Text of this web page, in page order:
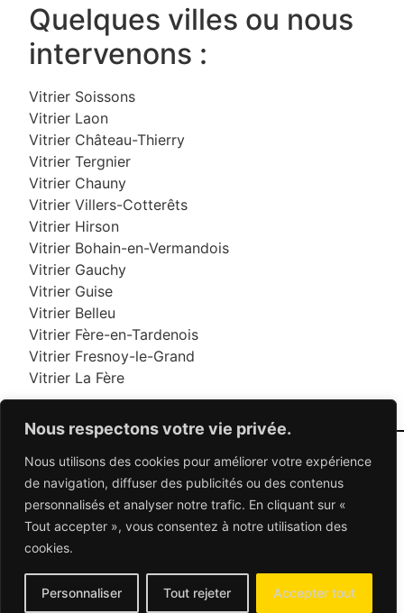
Nous respectons votre vie privée.
Nous utilisons des cookies pour améliorer votre expérience
de navigation, diffuser des publicités ou des contenus
personnalisés et analyser notre trafic. En cliquant sur «
Tout accepter », vous consentez à notre utilisation des
cookies.
Personnaliser Tout rejeter Accepter tout
Quelques villes ou nous
intervenons :
Vitrier Soissons
Vitrier Laon
Vitrier Château-Thierry
Vitrier Tergnier
Vitrier Chauny
Vitrier Villers-Cotterêts
Vitrier Hirson
Vitrier Bohain-en-Vermandois
Vitrier Gauchy
Vitrier Guise
Vitrier Belleu
Vitrier Fère-en-Tardenois
Vitrier Fresnoy-le-Grand
Vitrier La Fère
06 95 95 70 70
© 2026 Dépannage Vitrier - Tous droits réservés
Dépannage vitrerie en France : Des solutions
adaptées à vos besoins
Mentions Légales-Contactez-nous